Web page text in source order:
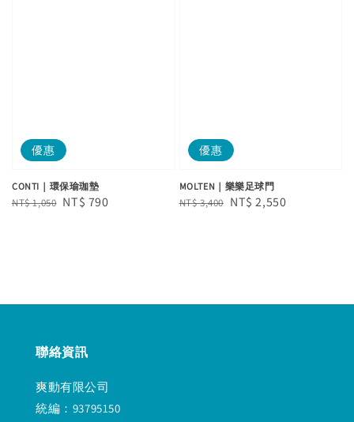
優惠
CONTI｜環保瑜珈墊
Regular
NT$ 1,050 Sale
NT$ 790
優惠
MOLTEN｜樂樂足球門
Regular
NT$ 3,400 Sale
NT$ 2,550
聯絡資訊
爽動有限公司
統編：93795150